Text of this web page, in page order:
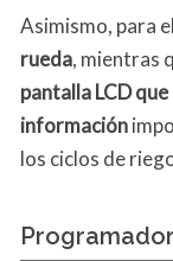
Asimismo, para
rueda, mientras
pantalla LCD
información
los ciclos de